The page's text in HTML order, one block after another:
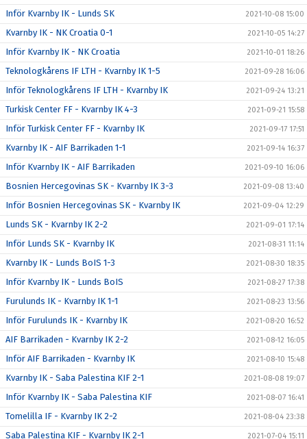
Inför Kvarnby IK - Lunds SK 2021-10-08 15:00
Kvarnby IK - NK Croatia 0-1 2021-10-05 14:27
Inför Kvarnby IK - NK Croatia 2021-10-01 18:26
Teknologkårens IF LTH - Kvarnby IK 1-5 2021-09-28 16:06
Inför Teknologkårens IF LTH - Kvarnby IK 2021-09-24 13:21
Turkisk Center FF - Kvarnby IK 4-3 2021-09-21 15:58
Inför Turkisk Center FF - Kvarnby IK 2021-09-17 17:51
Kvarnby IK - AIF Barrikaden 1-1 2021-09-14 16:37
Inför Kvarnby IK - AIF Barrikaden 2021-09-10 16:06
Bosnien Hercegovinas SK - Kvarnby IK 3-3 2021-09-08 13:40
Inför Bosnien Hercegovinas SK - Kvarnby IK 2021-09-04 12:29
Lunds SK - Kvarnby IK 2-2 2021-09-01 17:14
Inför Lunds SK - Kvarnby IK 2021-08-31 11:14
Kvarnby IK - Lunds BoIS 1-3 2021-08-30 18:35
Inför Kvarnby IK - Lunds BoIS 2021-08-27 17:38
Furulunds IK - Kvarnby IK 1-1 2021-08-23 13:56
Inför Furulunds IK - Kvarnby IK 2021-08-20 16:52
AIF Barrikaden - Kvarnby IK 2-2 2021-08-12 16:05
Inför AIF Barrikaden - Kvarnby IK 2021-08-10 15:48
Kvarnby IK - Saba Palestina KIF 2-1 2021-08-08 19:07
Inför Kvarnby IK - Saba Palestina KIF 2021-08-07 16:41
Tomelilla IF - Kvarnby IK 2-2 2021-08-04 23:38
Saba Palestina KIF - Kvarnby IK 2-1 2021-07-04 15:11